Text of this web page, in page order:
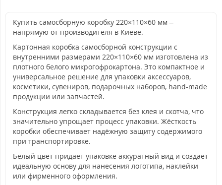
Купить самосборную коробку 220×110×60 мм –
напрямую от производителя в Киеве.
Картонная коробка самосборной конструкции с
внутренними размерами 220×110×60 мм изготовлена из
плотного белого микрогофрокартона. Это компактное и
универсальное решение для упаковки аксессуаров,
косметики, сувениров, подарочных наборов, hand-made
продукции или запчастей.
Конструкция легко складывается без клея и скотча, что
значительно упрощает процесс упаковки. Жёсткость
коробки обеспечивает надёжную защиту содержимого
при транспортировке.
Белый цвет придаёт упаковке аккуратный вид и создаёт
идеальную основу для нанесения логотипа, наклейки
или фирменного оформления.